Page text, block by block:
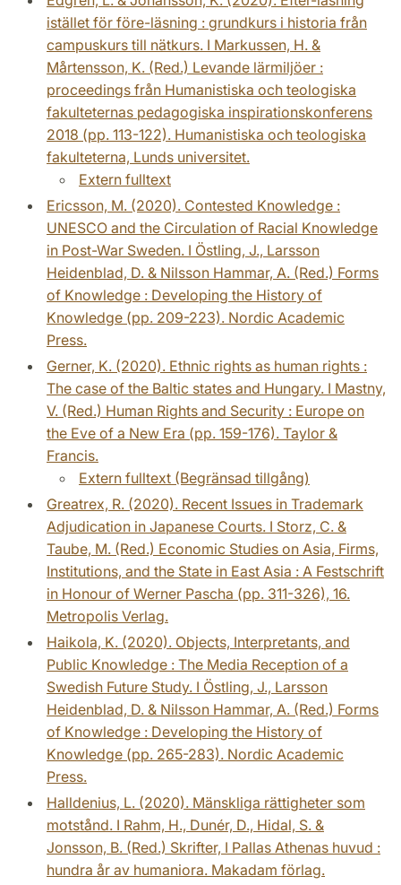
istället för före-läsning : grundkurs i historia från
campuskurs till nätkurs. I Markussen, H. &
Mårtensson, K. (Red.) Levande lärmiljöer :
proceedings från Humanistiska och teologiska
fakulteternas pedagogiska inspirationskonferens
2018 (pp. 113-122). Humanistiska och teologiska
fakulteterna, Lunds universitet.
Extern fulltext
Ericsson, M. (2020). Contested Knowledge :
UNESCO and the Circulation of Racial Knowledge
in Post-War Sweden. I Östling, J., Larsson
Heidenblad, D. & Nilsson Hammar, A. (Red.) Forms
of Knowledge : Developing the History of
Knowledge (pp. 209-223). Nordic Academic
Press.
Gerner, K. (2020). Ethnic rights as human rights :
The case of the Baltic states and Hungary. I Mastny,
V. (Red.) Human Rights and Security : Europe on
the Eve of a New Era (pp. 159-176). Taylor &
Francis.
Extern fulltext (Begränsad tillgång)
Greatrex, R. (2020). Recent Issues in Trademark
Adjudication in Japanese Courts. I Storz, C. &
Taube, M. (Red.) Economic Studies on Asia, Firms,
Institutions, and the State in East Asia : A Festschrift
in Honour of Werner Pascha (pp. 311-326), 16.
Metropolis Verlag.
Haikola, K. (2020). Objects, Interpretants, and
Public Knowledge : The Media Reception of a
Swedish Future Study. I Östling, J., Larsson
Heidenblad, D. & Nilsson Hammar, A. (Red.) Forms
of Knowledge : Developing the History of
Knowledge (pp. 265-283). Nordic Academic
Press.
Halldenius, L. (2020). Mänskliga rättigheter som
motstånd. I Rahm, H., Dunér, D., Hidal, S. &
Jonsson, B. (Red.) Skrifter, I Pallas Athenas huvud :
hundra år av humaniora. Makadam förlag.